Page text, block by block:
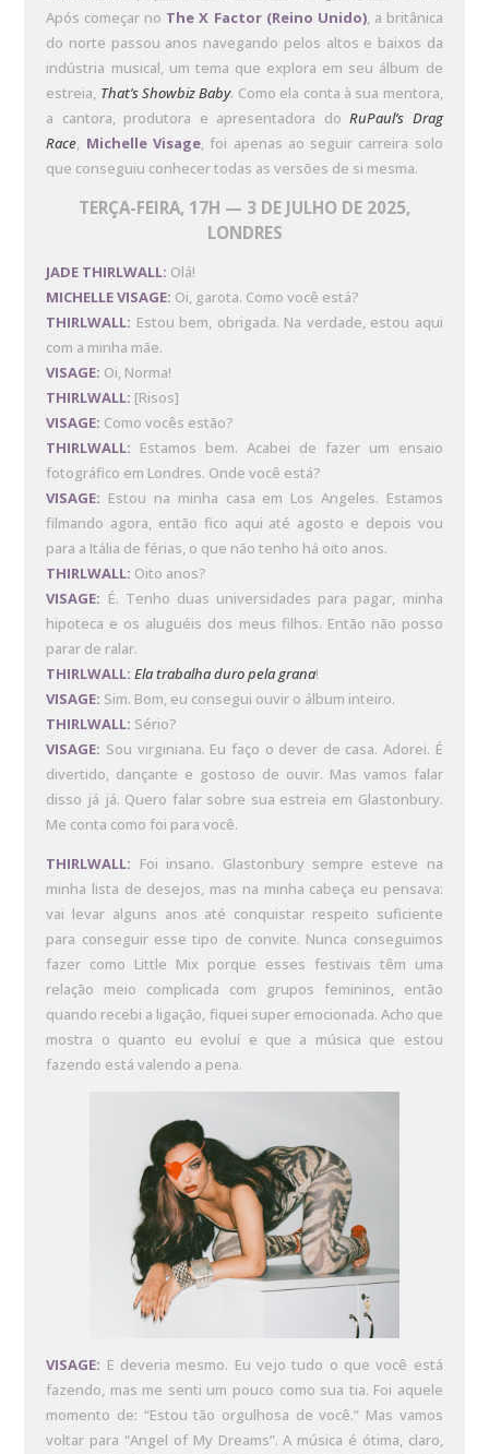
Após começar no The X Factor (Reino Unido), a britânica
do norte passou anos navegando pelos altos e baixos da
indústria musical, um tema que explora em seu álbum de
estreia, That’s Showbiz Baby. Como ela conta à sua mentora,
a cantora, produtora e apresentadora doRuPaul’s Drag
Race, Michelle Visage, foi apenas ao seguir carreira solo
que conseguiu conhecer todas as versões de si mesma.
TERÇA-FEIRA, 17H — 3 DE JULHO DE 2025,
LONDRES
JADE THIRLWALL: Olá!
MICHELLE VISAGE: Oi, garota. Como você está?
THIRLWALL: Estou bem, obrigada. Na verdade, estou aqui
com a minha mãe.
VISAGE: Oi, Norma!
THIRLWALL: [Risos]
VISAGE: Como vocês estão?
THIRLWALL: Estamos bem. Acabei de fazer um ensaio
fotográfico em Londres. Onde você está?
VISAGE: Estou na minha casa em Los Angeles. Estamos
filmando agora, então fico aqui até agosto e depois vou
para a Itália de férias, o que não tenho há oito anos.
THIRLWALL: Oito anos?
VISAGE: É. Tenho duas universidades para pagar, minha
hipoteca e os aluguéis dos meus filhos. Então não posso
parar de ralar.
THIRLWALL: Ela trabalha duro pela grana!
VISAGE: Sim. Bom, eu consegui ouvir o álbum inteiro.
THIRLWALL: Sério?
VISAGE: Sou virginiana. Eu faço o dever de casa. Adorei. É
divertido, dançante e gostoso de ouvir. Mas vamos falar
disso já já. Quero falar sobre sua estreia em Glastonbury.
Me conta como foi para você.
THIRLWALL: Foi insano. Glastonbury sempre esteve na
minha lista de desejos, mas na minha cabeça eu pensava:
vai levar alguns anos até conquistar respeito suficiente
para conseguir esse tipo de convite. Nunca conseguimos
fazer como Little Mix porque esses festivais têm uma
relação meio complicada com grupos femininos, então
quando recebi a ligação, fiquei super emocionada. Acho que
mostra o quanto eu evoluí e que a música que estou
fazendo está valendo a pena.
VISAGE: E deveria mesmo. Eu vejo tudo o que você está
fazendo, mas me senti um pouco como sua tia. Foi aquele
momento de: “Estou tão orgulhosa de você.” Mas vamos
voltar para “Angel of My Dreams”. A música é ótima, claro,